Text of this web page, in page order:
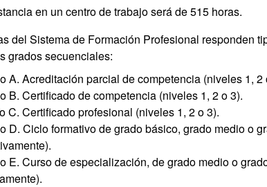
en un centro de trabajo será de 515 horas.
del Sistema de Formación Profesional responden
grados secuenciales:
Acreditación parcial de competencia (niveles 1, 2
Certificado de competencia (niveles 1, 2 o 3).
Certificado profesional (niveles 1, 2 o 3).
Ciclo formativo de grado básico, grado medio o
Curso de especialización, de grado medio o